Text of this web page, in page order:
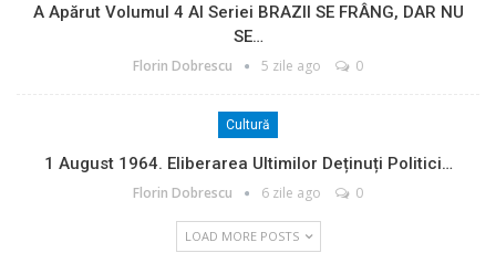
A Apărut Volumul 4 Al Seriei BRAZII SE FRÂNG, DAR NU
SE…
Florin Dobrescu 5 zile ago 0
Cultură
1 August 1964. Eliberarea Ultimilor Deținuți Politici…
Florin Dobrescu 6 zile ago 0
LOAD MORE POSTS